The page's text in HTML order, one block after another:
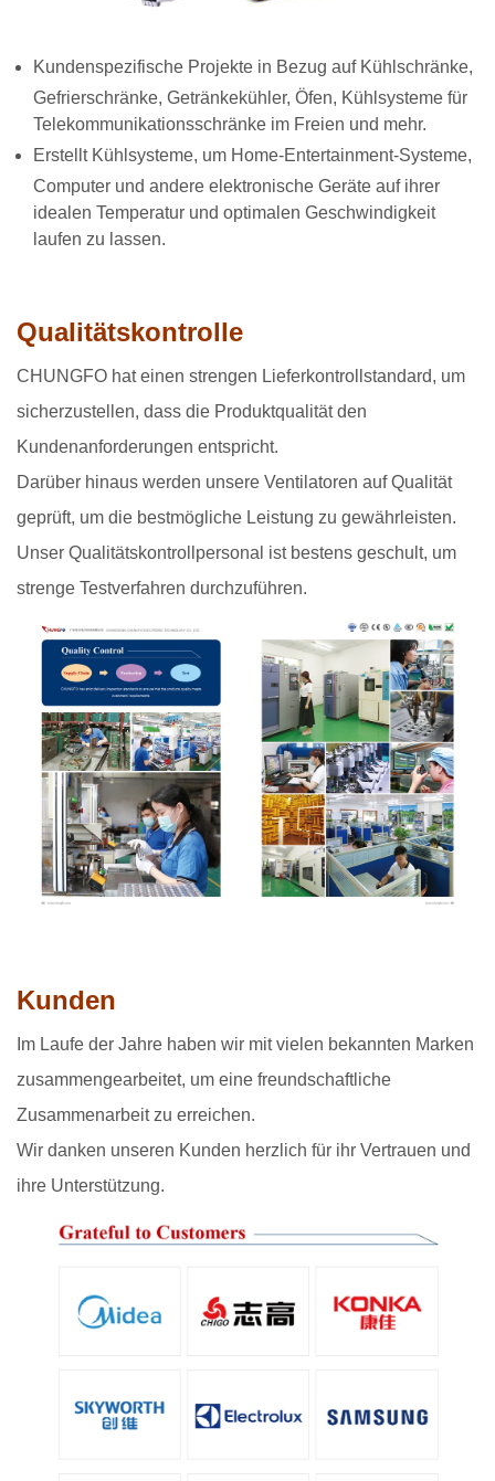
Kundenspezifische Projekte in Bezug auf Kühlschränke,
Gefrierschränke, Getränkekühler, Öfen, Kühlsysteme für
Telekommunikationsschränke im Freien und mehr.
Erstellt Kühlsysteme, um Home-Entertainment-Systeme,
Computer und andere elektronische Geräte auf ihrer
idealen Temperatur und optimalen Geschwindigkeit
laufen zu lassen.
Qualitätskontrolle
CHUNGFO hat einen strengen Lieferkontrollstandard, um
sicherzustellen, dass die Produktqualität den
Kundenanforderungen entspricht.
Darüber hinaus werden unsere Ventilatoren auf Qualität
geprüft, um die bestmögliche Leistung zu gewährleisten.
Unser Qualitätskontrollpersonal ist bestens geschult, um
strenge Testverfahren durchzuführen.
Kunden
Im Laufe der Jahre haben wir mit vielen bekannten Marken
zusammengearbeitet, um eine freundschaftliche
Zusammenarbeit zu erreichen.
Wir danken unseren Kunden herzlich für ihr Vertrauen und
ihre Unterstützung.